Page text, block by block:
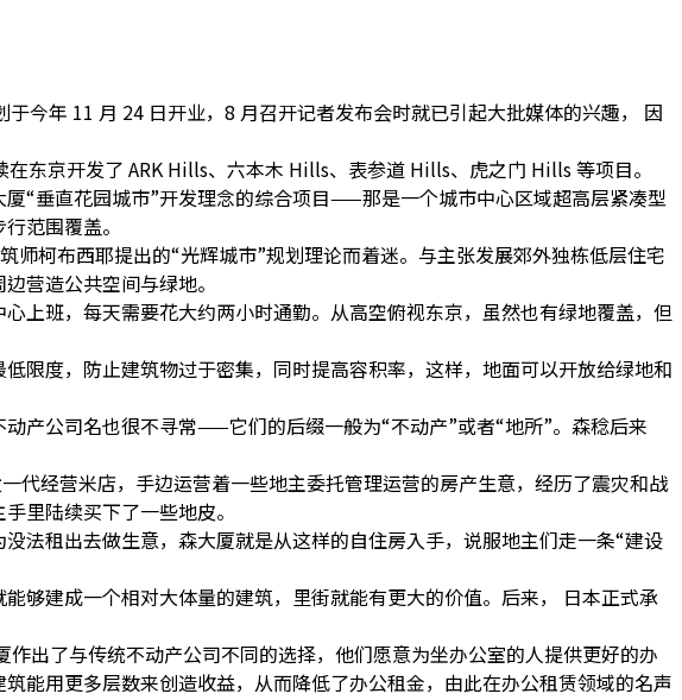
今年 11 月 24 日开业，8 月召开记者发布会时就已引起大批媒体的兴趣， 因
东京开发了 ARK Hills、六本木 Hills、表参道 Hills、虎之门 Hills 等项目。
“垂直花园城市”开发理念的综合项目——那是一个城市中心区域超高层紧凑型
范围覆盖。
柯布西耶提出的“光辉城市”规划理论而着迷。与主张发展郊外独栋低层住宅
营造公共空间与绿地。
上班，每天需要花大约两小时通勤。从高空俯视东京，虽然也有绿地覆盖，但
限度，防止建筑物过于密集，同时提高容积率，这样，地面可以开放给绿地和
产公司名也很不寻常——它们的后缀一般为“不动产”或者“地所”。森稔后来
代经营米店，手边运营着一些地主委托管理运营的房产生意，经历了震灾和战
里陆续买下了一些地皮。
法租出去做生意，森大厦就是从这样的自住房入手，说服地主们走一条“建设
够建成一个相对大体量的建筑，里街就能有更大的价值。后来， 日本正式承
出了与传统不动产公司不同的选择，他们愿意为坐办公室的人提供更好的办
能用更多层数来创造收益，从而降低了办公租金，由此在办公租赁领域的名声